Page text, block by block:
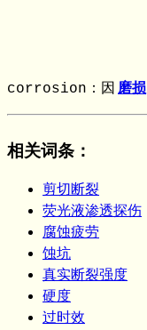
corrosion：因 磨损
相关词条 ：
剪切断裂
荧光液渗透探伤
腐蚀疲劳
蚀坑
真实断裂强度
硬度
过时效